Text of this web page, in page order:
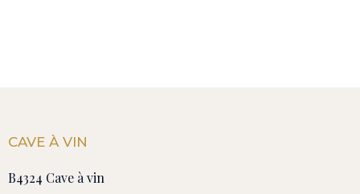
CAVE À VIN
B4324 Cave à vin